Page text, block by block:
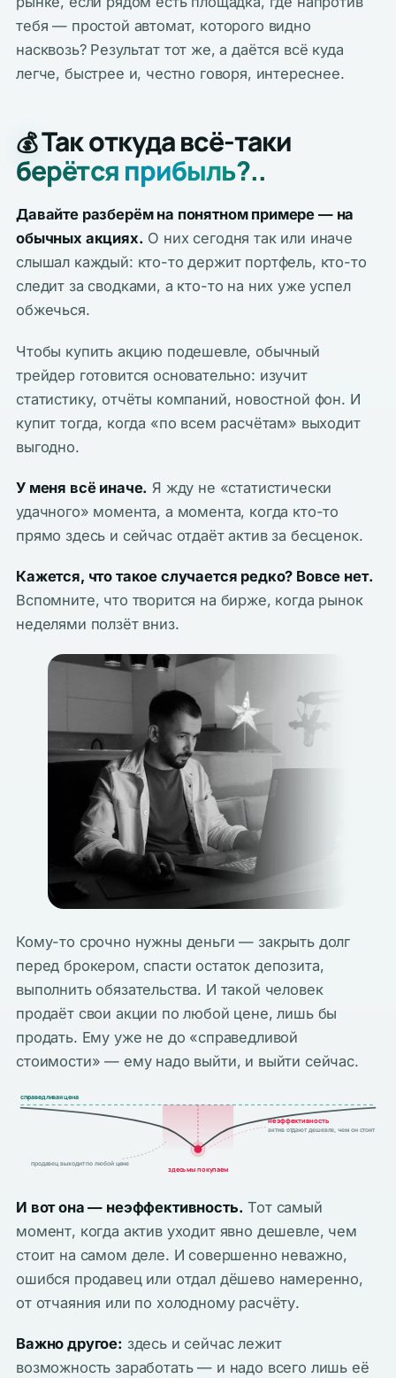
тебя — простой автомат, которого видно
насквозь? Результат тот же, а даётся всё куда
легче, быстрее и, честно говоря, интереснее.
💰Так откуда всё-таки
берётся прибыль?..
Давайте разберём на понятном примере — на
обычных акциях. О них сегодня так или иначе
слышал каждый: кто-то держит портфель, кто-то
следит за сводками, а кто-то на них уже успел
обжечься.
Чтобы купить акцию подешевле, обычный
трейдер готовится основательно: изучит
статистику, отчёты компаний, новостной фон. И
купит тогда, когда «по всем расчётам» выходит
выгодно.
У меня всё иначе. Я жду не «статистически
удачного» момента, а момента, когда кто-то
прямо здесь и сейчас отдаёт актив за бесценок.
Кажется, что такое случается редко? Вовсе нет.
Вспомните, что творится на бирже, когда рынок
неделями ползёт вниз.
Кому-то срочно нужны деньги — закрыть долг
перед брокером, спасти остаток депозита,
выполнить обязательства. И такой человек
продаёт свои акции по любой цене, лишь бы
продать. Ему уже не до «справедливой
стоимости» — ему надо выйти, и выйти сейчас.
справедливая цена
неэффективность
актив отдают дешевле, чем он стоит
здесь мы покупаем
продавец выходит по любой цене
И вот она — неэффективность. Тот самый
момент, когда актив уходит явно дешевле, чем
стоит на самом деле. И совершенно неважно,
ошибся продавец или отдал дёшево намеренно,
от отчаяния или по холодному расчёту.
Важно другое: здесь и сейчас лежит
возможность заработать — и надо всего лишь её